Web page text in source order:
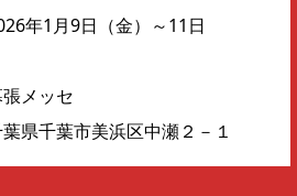
年1月9日（金）～11日
メッセ
千葉市美浜区中瀬２－１